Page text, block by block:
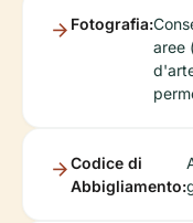
Fotografia:
aree
Codice di
Abbigliamento: